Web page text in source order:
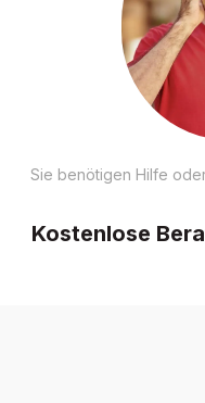
Sie benötigen Hilfe
Kostenlose